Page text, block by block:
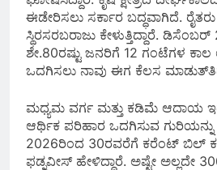
ಈಡೇರಿಸಲು ಸರ್ಕಾರ ಬದ್ಧವಾಗಿದೆ.
ಸ್ಥಿರಸರಬರಾಜು ಕೇಳುತ್ತಿದ್ದಾರೆ.
ಶೇ.80ರಷ್ಟು ಜನರಿಗೆ 12 ಗಂಟೆಗಳ
ಒದಗಿಸಲು ನಾವು ಈಗ ಕೆಲಸ
ಮಧ್ಯಮ ವರ್ಗ ಮತ್ತು ಕಡಿಮೆ ಆದಾಯ
ಆರ್ಥಿಕ ಪರಿಹಾರ ಒದಗಿಸುವ ಗುರಿಯನ್ನು
2026ರಿಂದ 30ರವರೆಗೆ ಕರೆಂಟ್ ಬಿಲ್
ಫಡ್ನವೀಸ್ ಹೇಳಿದ್ದಾರೆ. ಅಷ್ಟೇ ಅಲ್ಲದೇ